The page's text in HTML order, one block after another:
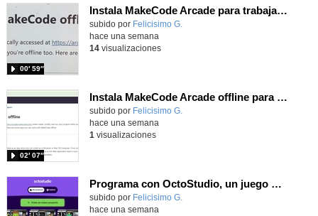
Instala MakeCode Arcade para trabajar offline en tu tablet, ordenador, Chromebook
Contenido educativo.
subido por Felicisimo G.
00′ 59″
hace una semana
14visualizaciones
Instala MakeCode Arcade offline para programar grandes juegos sin necesidad de Internet
Contenido educativo.
subido por Felicisimo G.
02′ 07″
hace una semana
1 visualizaciones
Programa con OctoStudio, un juego de disparos contra Zombies con un cargador basado en el House of the dead
Contenido educativo.
subido por Felicisimo G.
hace una semana